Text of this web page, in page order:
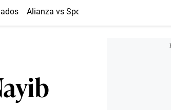
Alianza vs Sport Boys